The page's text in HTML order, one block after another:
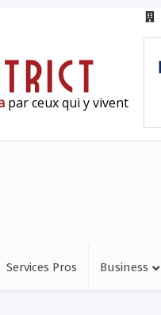
par ceux qui y vivent
Services Pros Business